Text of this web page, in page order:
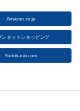
Amazon.co.jp
ンネットショッピング
Yodobashi.com